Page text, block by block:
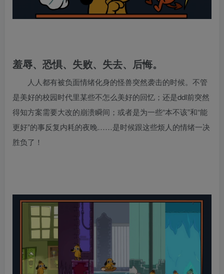
羞辱、恐惧、失败、失去、后悔。
人人都有被负面情绪化身的怪兽突然袭击的时候。不管
是美好的校园时代里某些不怎么美好的回忆；还是ddl前突然
得知方案需要大改的崩溃瞬间；或者是为一些“本不该”和“能
更好”的事反复内耗的夜晚……是时候跟这些烦人的情绪一决
胜负了！